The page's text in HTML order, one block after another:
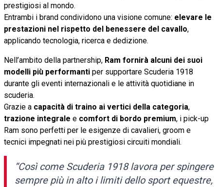
prestigiosi al mondo.
Entrambi i brand condividono una visione comune: elevare le
prestazioni nel rispetto del benessere del cavallo,
applicando tecnologia, ricerca e dedizione.
Nell’ambito della partnership, Ram fornirà alcuni dei suoi
modelli più performanti per supportare Scuderia 1918
durante gli eventi internazionali e le attività quotidiane in
scuderia.
Grazie a capacità di traino ai vertici della categoria,
trazione integrale e comfort di bordo premium, i pick-up
Ram sono perfetti per le esigenze di cavalieri, groom e
tecnici impegnati nei più prestigiosi circuiti mondiali.
“Così come Scuderia 1918 lavora per spingere
sempre più in alto i limiti dello sport equestre,